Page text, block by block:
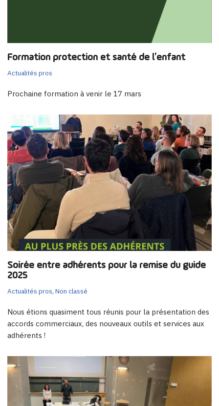
Formation protection et santé de l’enfant
Actualités pros
Prochaine formation à venir le 17 mars
Soirée entre adhérents pour la remise du guide
2025
Actualités pros, Non classé
Nous étions quasiment tous réunis pour la présentation des
accords commerciaux, des nouveaux outils et services aux
adhérents !